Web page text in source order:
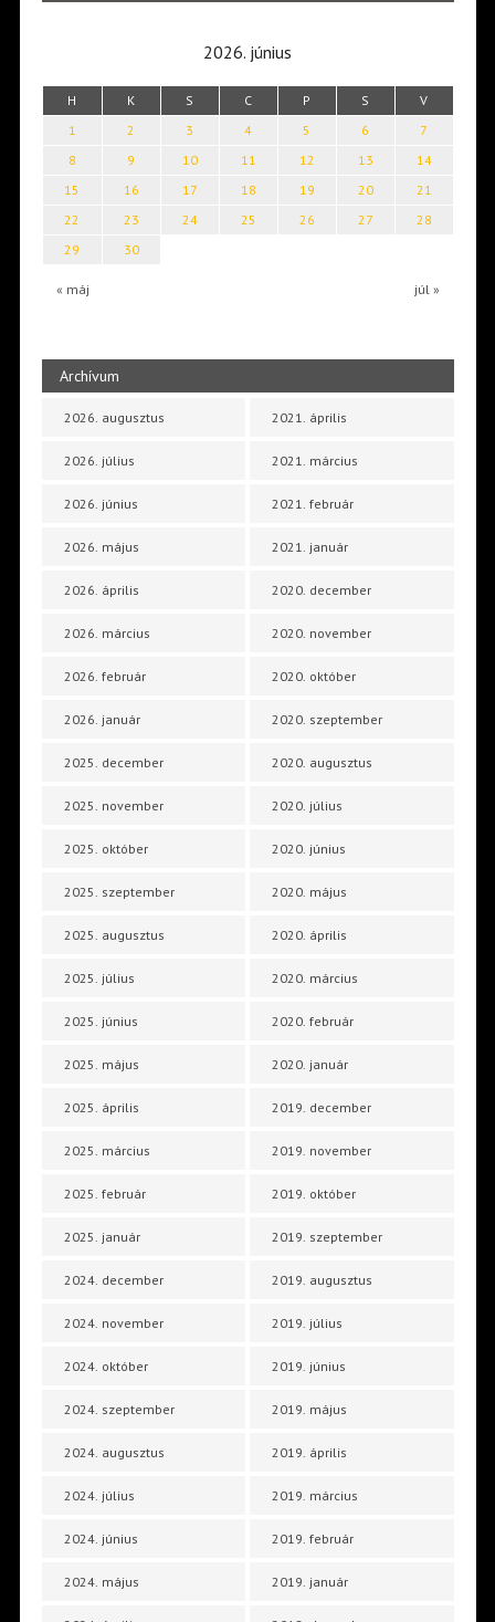
2026. június
H K S C P S V
« máj júl »
1 2 3 4 5 6
7
8
9 10 11 12 13
14
15
16 17 18 19 20
21
22
23 24 25 26 27
28
29
30
Archívum
2026. augusztus
2026. július
2026. június
2026. május
2026. április
2026. március
2026. február
2026. január
2025. december
2025. november
2025. október
2025. szeptember
2025. augusztus
2025. július
2025. június
2025. május
2025. április
2025. március
2025. február
2025. január
2024. december
2024. november
2024. október
2024. szeptember
2024. augusztus
2024. július
2024. június
2024. május
2021. április
2021. március
2021. február
2021. január
2020. december
2020. november
2020. október
2020. szeptember
2020. augusztus
2020. július
2020. június
2020. május
2020. április
2020. március
2020. február
2020. január
2019. december
2019. november
2019. október
2019. szeptember
2019. augusztus
2019. július
2019. június
2019. május
2019. április
2019. március
2019. február
2019. január